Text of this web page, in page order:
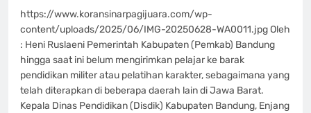
https://www.koransinarpagijuara.com/wp-
content/uploads/2025/06/IMG-20250628-WA0011.jpg Oleh
: Heni Ruslaeni Pemerintah Kabupaten (Pemkab) Bandung
hingga saat ini belum mengirimkan pelajar ke barak
pendidikan militer atau pelatihan karakter, sebagaimana yang
telah diterapkan di beberapa daerah lain di Jawa Barat.
Kepala Dinas Pendidikan (Disdik) Kabupaten Bandung, Enjang